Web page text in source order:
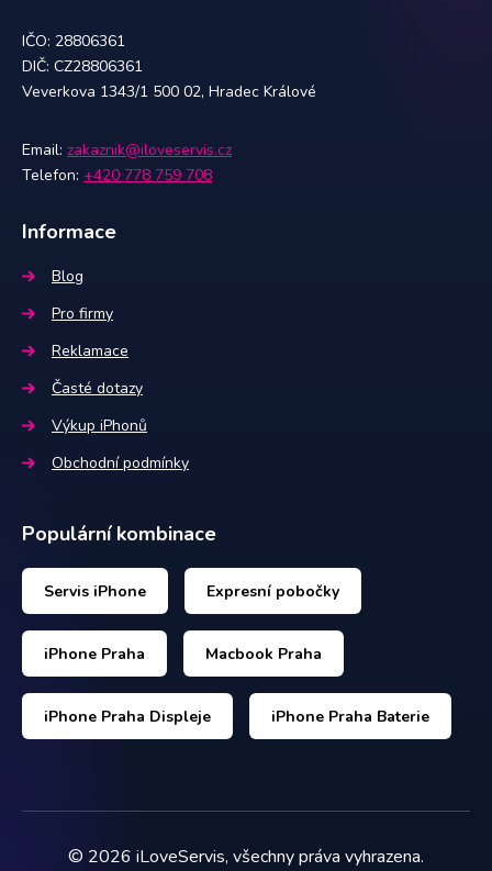
IČO: 28806361
DIČ: CZ28806361
Veverkova 1343/1 500 02, Hradec Králové
Email: zakaznik@iloveservis.cz
Telefon: +420 778 759 708
Informace
Blog
Pro firmy
Reklamace
Časté dotazy
Výkup iPhonů
Obchodní podmínky
Populární kombinace
Servis iPhone Expresní pobočky
iPhone Praha Macbook Praha
iPhone Praha Displeje iPhone Praha Baterie
© 2026 iLoveServis, všechny práva vyhrazena.